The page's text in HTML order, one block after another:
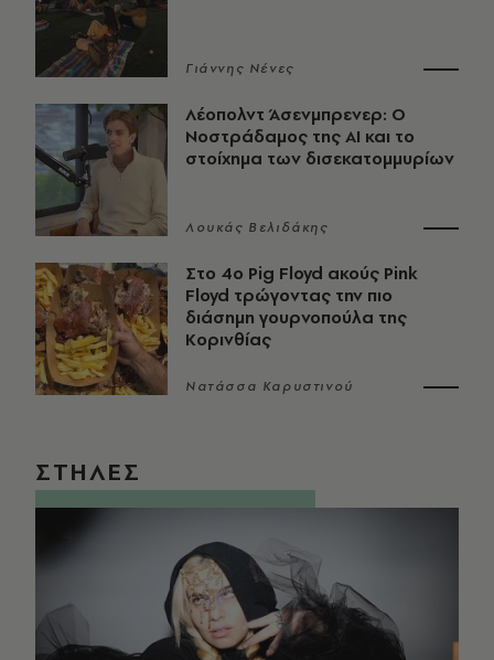
Γιάννης Νένες
Λέοπολντ Άσενμπρενερ: Ο
Νοστράδαμος της AI και το
στοίχημα των δισεκατομμυρίων
Λουκάς Βελιδάκης
Στο 4ο Pig Floyd ακούς Pink
Floyd τρώγοντας την πιο
διάσημη γουρνοπούλα της
Κορινθίας
Νατάσσα Καρυστινού
ΣΤΗΛΕΣ